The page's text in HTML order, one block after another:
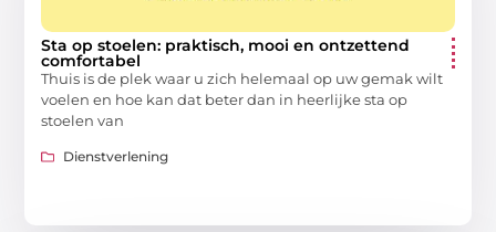
Sta op stoelen: praktisch, mooi en ontzettend
comfortabel
Thuis is de plek waar u zich helemaal op uw gemak wilt
voelen en hoe kan dat beter dan in heerlijke sta op
stoelen van
Dienstverlening